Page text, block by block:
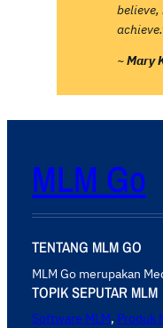
believe,
~Mary
MLM Go
TENTANG MLM GO
MLM Go merupakan
TOPIK SEPUTAR MLM
Software MLM, Produk